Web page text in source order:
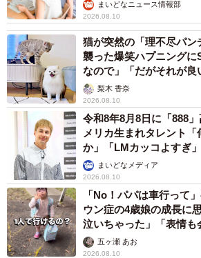
まいどなニュース情報部
2026.08.10
猫が突然の「理不尽パン
襲った爆笑ハプニング
なので」「だがそれが良
いいね」
梨木 香奈
2026.08.10
令和8年8月8日に「888
メリカ生まれタレント
か」「LMカッコよすぎ」
まいどなメディア
2026.08.10
「No！パパは車行って
ウン症の4歳娘の成長に
泣いちゃった」「表情も
五ヶ瀬 あお
2026.08.10